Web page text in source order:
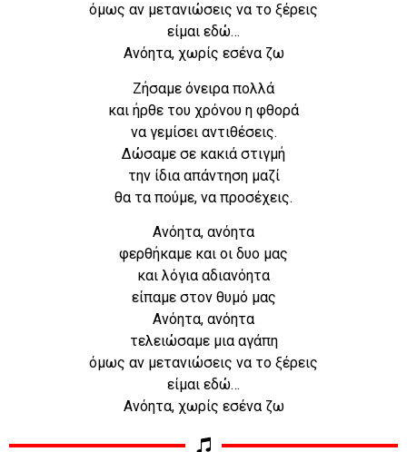
όμως αν μετανιώσεις να το ξέρεις
είμαι εδώ…
Ανόητα, χωρίς εσένα ζω
Ζήσαμε όνειρα πολλά
και ήρθε του χρόνου η φθορά
να γεμίσει αντιθέσεις.
Δώσαμε σε κακιά στιγμή
την ίδια απάντηση μαζί
θα τα πούμε, να προσέχεις.
Ανόητα, ανόητα
φερθήκαμε και οι δυο μας
και λόγια αδιανόητα
είπαμε στον θυμό μας
Ανόητα, ανόητα
τελειώσαμε μια αγάπη
όμως αν μετανιώσεις να το ξέρεις
είμαι εδώ…
Ανόητα, χωρίς εσένα ζω